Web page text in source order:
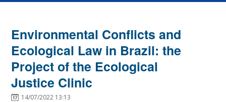
Environmental Conflicts and
Ecological Law in Brazil: the
Project of the Ecological
Justice Clinic
14/07/2022 13:13